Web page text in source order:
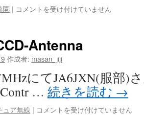
園 | 小
さ
な
庭
園
は
コメントを受け付けていません
Antenna
作成者: masan_jiji
にてJA6JXN(服部)
… 続きを読む →
ュア無線 | Unique
コメントを受け付けていません